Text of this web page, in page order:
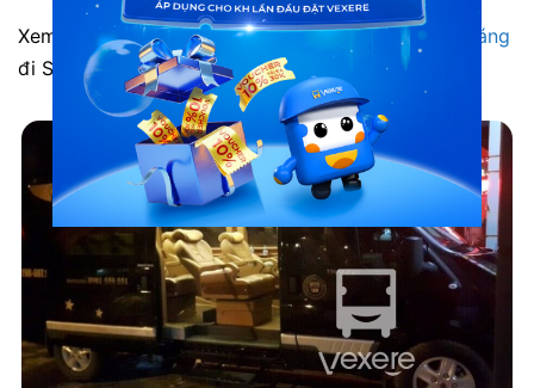
Xem nhanhđịa chỉ, số điện thoại đặt vé xe Xuân Tráng
đi Sơn La tại VeXeRe.com